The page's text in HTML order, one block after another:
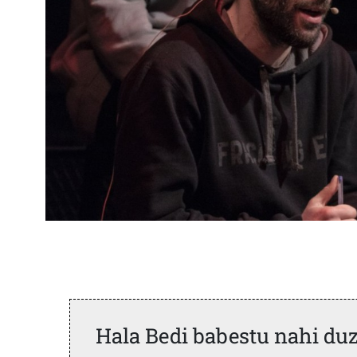
Hala Bedi babestu nahi